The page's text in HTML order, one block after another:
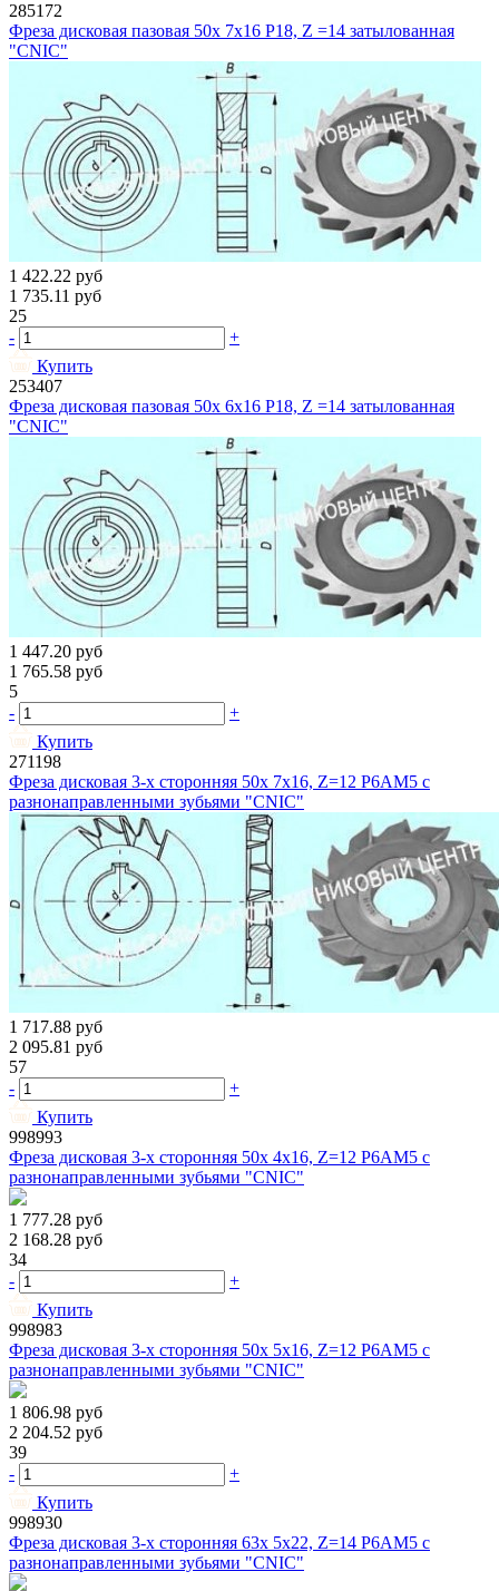
285172
Фреза дисковая пазовая 50х 7х16 Р18, Z =14 затылованная
"CNIC"
1 422.22 руб
1 735.11 руб
25
-
+
Купить
253407
Фреза дисковая пазовая 50х 6х16 Р18, Z =14 затылованная
"CNIC"
1 447.20 руб
1 765.58 руб
5
-
+
Купить
271198
Фреза дисковая 3-х сторонняя 50х 7х16, Z=12 Р6АМ5 с
разнонаправленными зубьями "CNIC"
1 717.88 руб
2 095.81 руб
57
-
+
Купить
998993
Фреза дисковая 3-х сторонняя 50х 4х16, Z=12 Р6АМ5 с
разнонаправленными зубьями "CNIC"
1 777.28 руб
2 168.28 руб
34
-
+
Купить
998983
Фреза дисковая 3-х сторонняя 50х 5х16, Z=12 Р6АМ5 с
разнонаправленными зубьями "CNIC"
1 806.98 руб
2 204.52 руб
39
-
+
Купить
998930
Фреза дисковая 3-х сторонняя 63х 5х22, Z=14 Р6АМ5 с
разнонаправленными зубьями "CNIC"